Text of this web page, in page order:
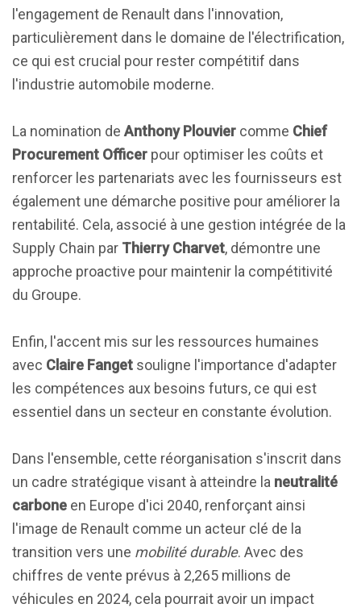
l'engagement de Renault dans l'innovation,
particulièrement dans le domaine de l'électrification,
ce qui est crucial pour rester compétitif dans
l'industrie automobile moderne.
La nomination de Anthony Plouvier comme Chief
Procurement Officer pour optimiser les coûts et
renforcer les partenariats avec les fournisseurs est
également une démarche positive pour améliorer la
rentabilité. Cela, associé à une gestion intégrée de la
Supply Chain par Thierry Charvet, démontre une
approche proactive pour maintenir la compétitivité
du Groupe.
Enfin, l'accent mis sur les ressources humaines
avec Claire Fanget souligne l'importance d'adapter
les compétences aux besoins futurs, ce qui est
essentiel dans un secteur en constante évolution.
Dans l'ensemble, cette réorganisation s'inscrit dans
un cadre stratégique visant à atteindre la neutralité
carbone en Europe d'ici 2040, renforçant ainsi
l'image de Renault comme un acteur clé de la
transition vers une mobilité durable. Avec des
chiffres de vente prévus à 2,265 millions de
véhicules en 2024, cela pourrait avoir un impact